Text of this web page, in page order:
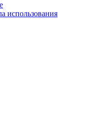
использования